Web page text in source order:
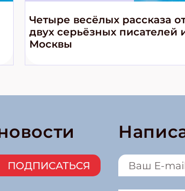
Четыре весёлых рассказа
двух серьёзных писателей
Москвы
ПОДПИСАТЬСЯ